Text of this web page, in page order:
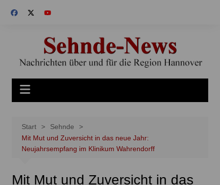
Inhalt
Start
Sehnde
Mit Mut und Zuversicht in das neue Jahr:
Neujahrsempfang im Klinikum Wahrendorff
Mit Mut und Zuversicht in das